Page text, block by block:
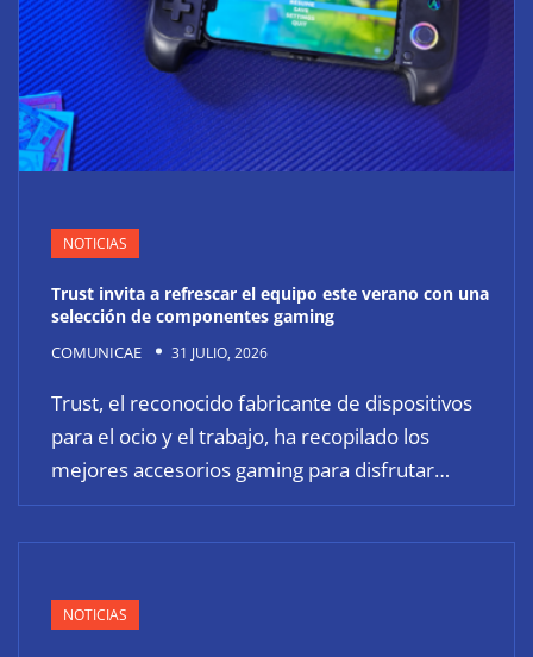
NOTICIAS
Trust invita a refrescar el equipo este verano con una
selección de componentes gaming
COMUNICAE 31 JULIO, 2026
Trust, el reconocido fabricante de dispositivos
para el ocio y el trabajo, ha recopilado los
mejores accesorios gaming para disfrutar…
NOTICIAS